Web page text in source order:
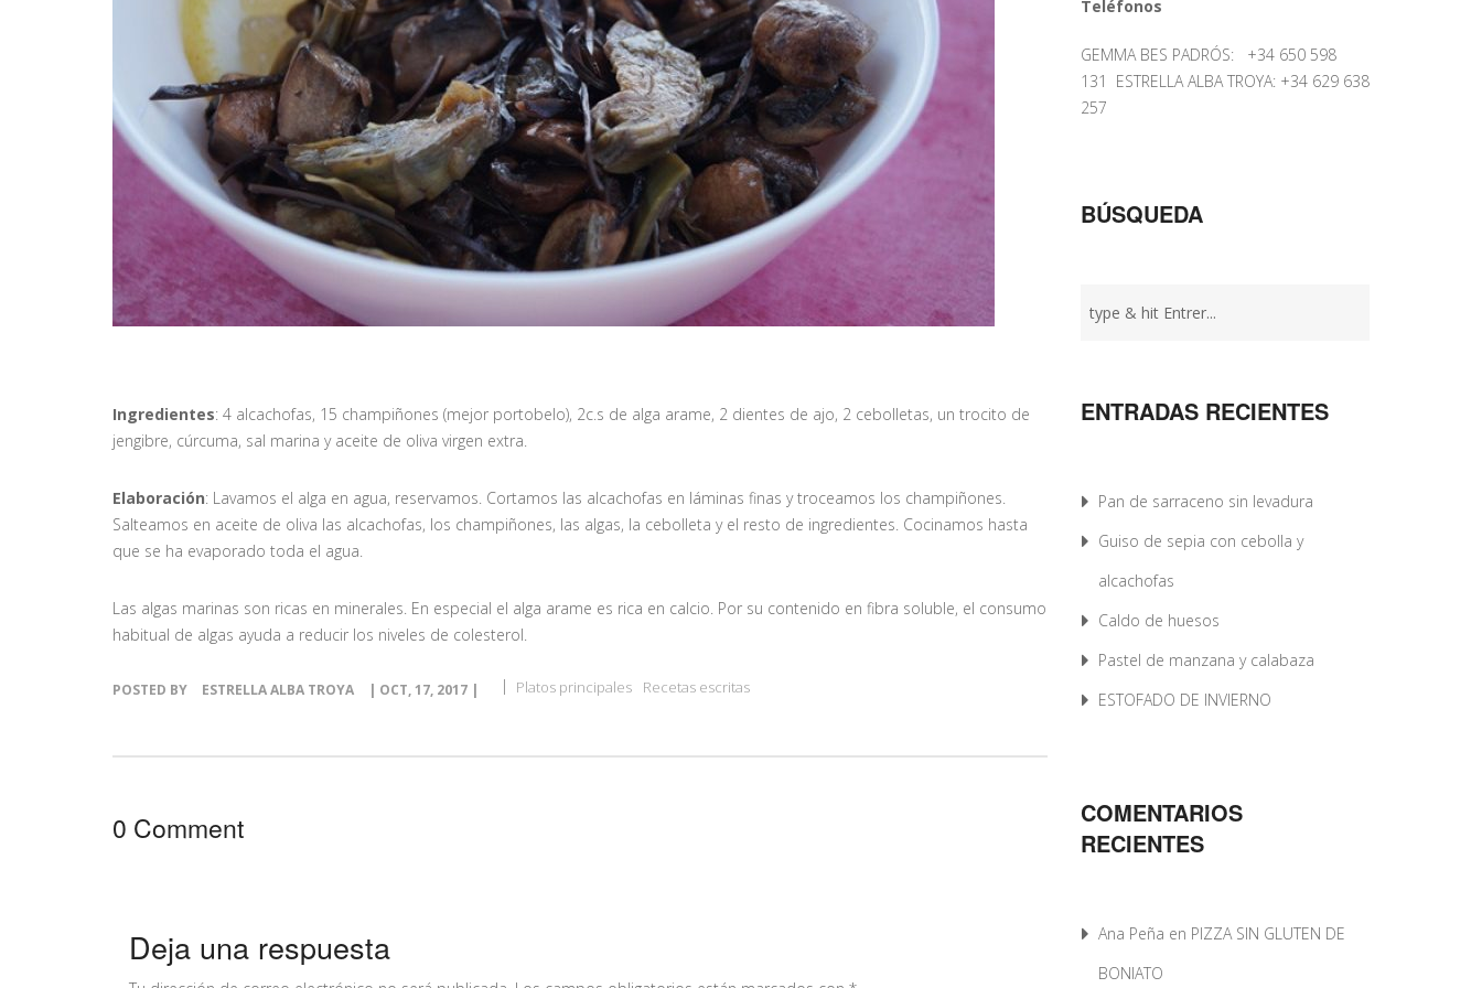
Ingredientes: 4 alcachofas, 15 champiñones (mejor portobelo), 2c.s de alga arame, 2 dientes de ajo, 2 cebolletas, un trocito de
jengibre, cúrcuma, sal marina y aceite de oliva virgen extra.
Elaboración: Lavamos el alga en agua, reservamos. Cortamos las alcachofas en láminas finas y troceamos los champiñones.
Salteamos en aceite de oliva las alcachofas, los champiñones, las algas, la cebolleta y el resto de ingredientes. Cocinamos hasta
que se ha evaporado toda el agua.
Las algas marinas son ricas en minerales. En especial el alga arame es rica en calcio. Por su contenido en fibra soluble, el consumo
habitual de algas ayuda a reducir los niveles de colesterol.
POSTED BY ESTRELLA ALBA TROYA | OCT, 17, 2017 | Platos principales Recetas escritas
0 Comment
Deja una respuesta
Teléfonos
GEMMA BES PADRÓS: +34 650 598
131 ESTRELLA ALBA TROYA: +34 629 638
257
BÚSQUEDA
ENTRADAS RECIENTES
Pan de sarraceno sin levadura
Guiso de sepia con cebolla y
alcachofas
Caldo de huesos
Pastel de manzana y calabaza
ESTOFADO DE INVIERNO
COMENTARIOS
RECIENTES
Ana Peña en PIZZA SIN GLUTEN DE
BONIATO